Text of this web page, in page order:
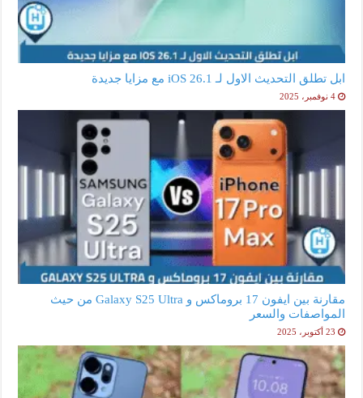
ابل تطلق التحديث الاول لـ iOS 26.1 مع مزايا جديدة
4 نوفمبر، 2025
مقارنة بين ايفون 17 بروماكس و Galaxy S25 Ultra من حيث
المواصفات والسعر
23 أكتوبر، 2025